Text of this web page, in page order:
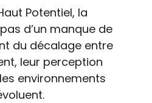
Potentiel, la
d’un manque de
du décalage entre
leur perception
environnements